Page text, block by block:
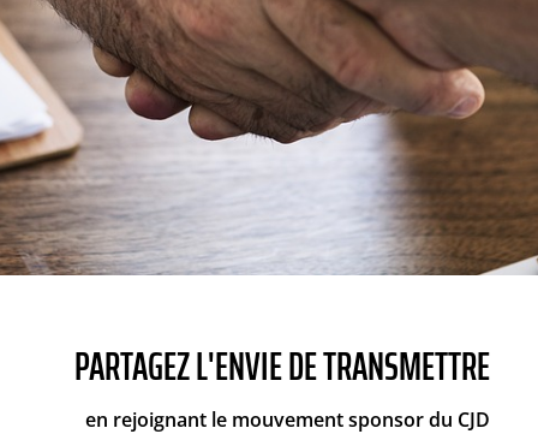
2023-2024
PARTAGEZ L'ENVIE DE TRANSMETTRE
en rejoignant le mouvement sponsor du CJD